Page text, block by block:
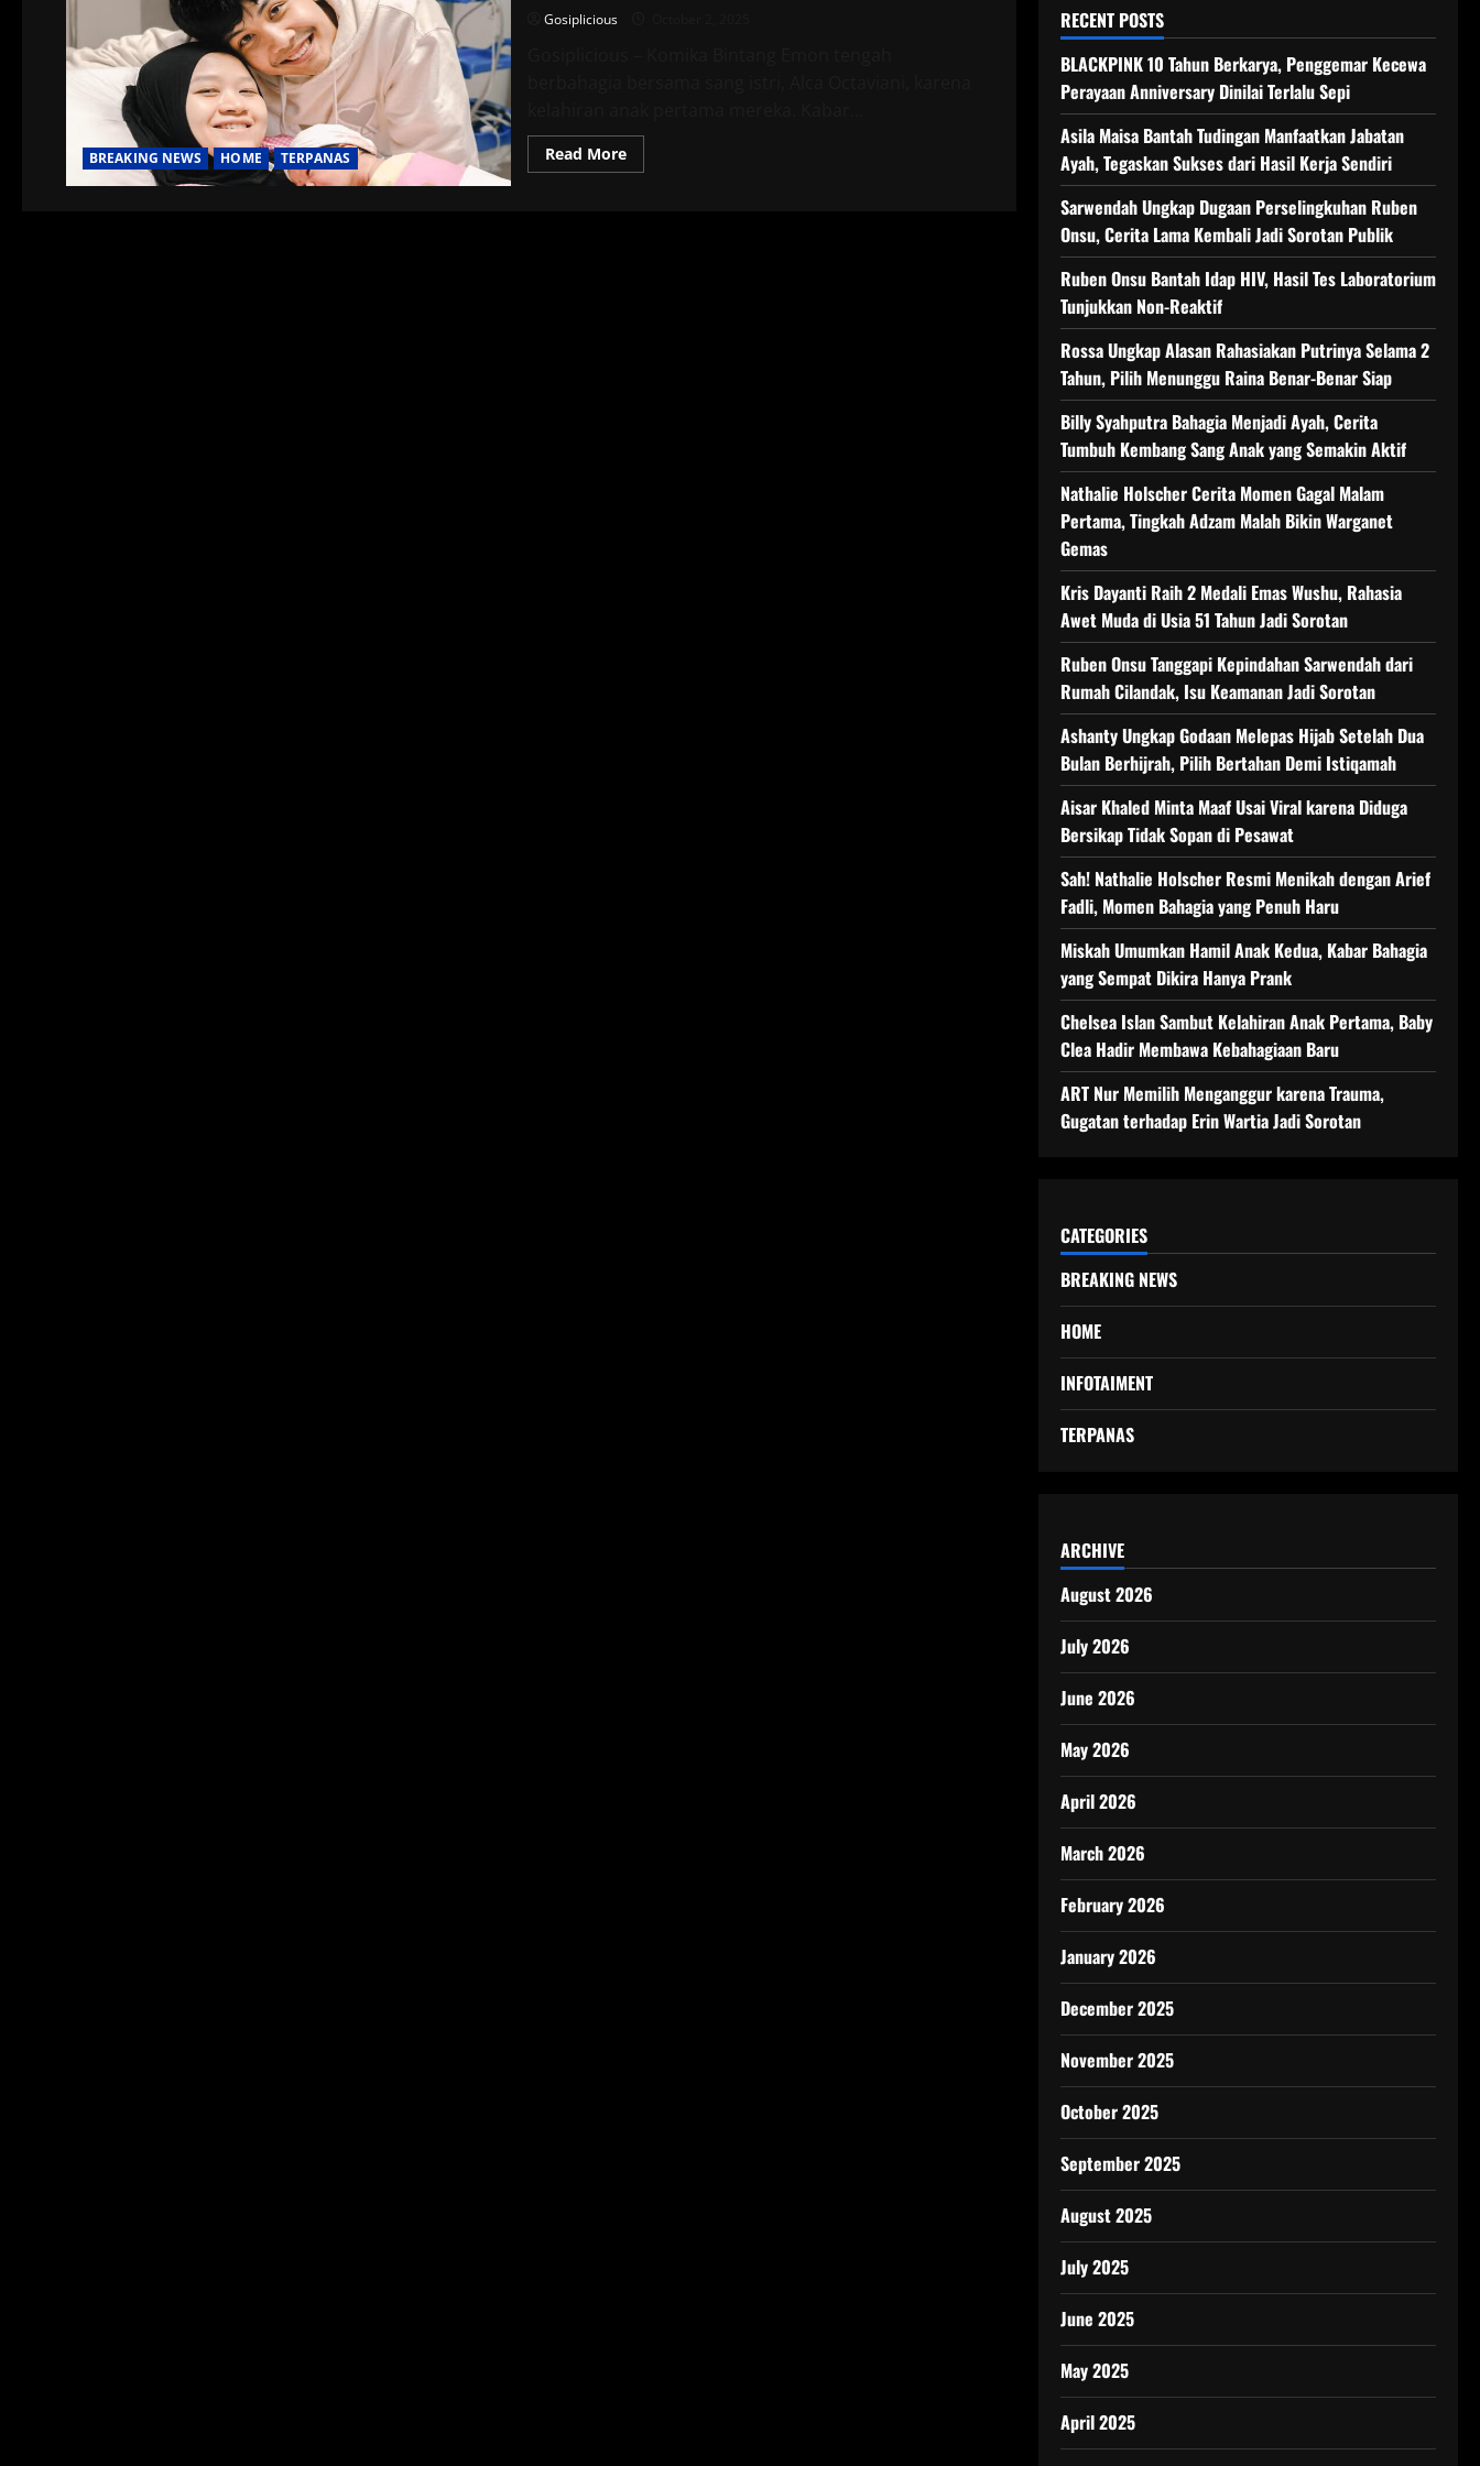
BREAKING NEWS HOME TERPANAS
Gosiplicious
Read MoreRead
more
RECENT POSTS
BLACKPINK 10 Tahun Berkarya, Penggemar Kecewa
Perayaan Anniversary Dinilai Terlalu Sepi
Asila Maisa Bantah Tudingan Manfaatkan Jabatan
Ayah, Tegaskan Sukses dari Hasil Kerja Sendiri
Sarwendah Ungkap Dugaan Perselingkuhan Ruben
Onsu, Cerita Lama Kembali Jadi Sorotan Publik
Ruben Onsu Bantah Idap HIV, Hasil Tes Laboratorium
Tunjukkan Non-Reaktif
Rossa Ungkap Alasan Rahasiakan Putrinya Selama 2
Tahun, Pilih Menunggu Raina Benar-Benar Siap
Billy Syahputra Bahagia Menjadi Ayah, Cerita
Tumbuh Kembang Sang Anak yang Semakin Aktif
Nathalie Holscher Cerita Momen Gagal Malam
Pertama, Tingkah Adzam Malah Bikin Warganet
Gemas
Kris Dayanti Raih 2 Medali Emas Wushu, Rahasia
Awet Muda di Usia 51 Tahun Jadi Sorotan
Ruben Onsu Tanggapi Kepindahan Sarwendah dari
Rumah Cilandak, Isu Keamanan Jadi Sorotan
Ashanty Ungkap Godaan Melepas Hijab Setelah Dua
Bulan Berhijrah, Pilih Bertahan Demi Istiqamah
Aisar Khaled Minta Maaf Usai Viral karena Diduga
Bersikap Tidak Sopan di Pesawat
Sah! Nathalie Holscher Resmi Menikah dengan Arief
Fadli, Momen Bahagia yang Penuh Haru
Miskah Umumkan Hamil Anak Kedua, Kabar Bahagia
yang Sempat Dikira Hanya Prank
Chelsea Islan Sambut Kelahiran Anak Pertama, Baby
Clea Hadir Membawa Kebahagiaan Baru
ART Nur Memilih Menganggur karena Trauma,
Gugatan terhadap Erin Wartia Jadi Sorotan
CATEGORIES
BREAKING NEWS
HOME
INFOTAIMENT
TERPANAS
ARCHIVE
August 2026
July 2026
June 2026
May 2026
April 2026
March 2026
February 2026
January 2026
December 2025
November 2025
October 2025
September 2025
August 2025
July 2025
June 2025
May 2025
April 2025